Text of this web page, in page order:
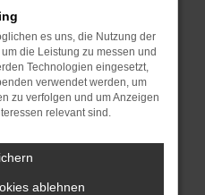
kann auch dazu führen,
nicht mehr
Schritte versucht
Wir werden versuchen,
Du kannst uns diesen
der Fehlersuche zu
es uns, die Nutzung der
die Leistung zu messen und
Technologien eingesetzt,
verwendet werden, um
zu verfolgen und um Anzeigen
relevant sind.
ablehnen